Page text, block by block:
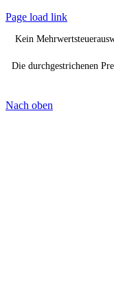
Page load link
Kein
Die durchgestrichenen
Nach oben